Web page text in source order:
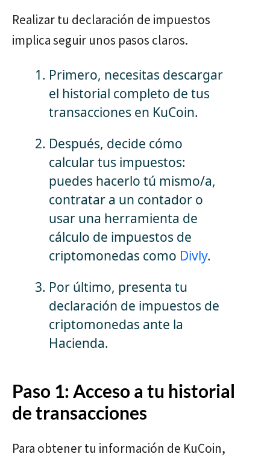
Realizar tu declaración de impuestos
implica seguir unos pasos claros.
Primero, necesitas descargar
el historial completo de tus
transacciones en KuCoin.
Después, decide cómo
calcular tus impuestos:
puedes hacerlo tú mismo/a,
contratar a un contador o
usar una herramienta de
cálculo de impuestos de
criptomonedas como Divly.
Por último, presenta tu
declaración de impuestos de
criptomonedas ante la
Hacienda.
Paso 1: Acceso a tu historial
de transacciones
Para obtener tu información de KuCoin,